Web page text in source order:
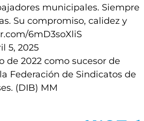
municipales. Siempre
Su compromiso, calidez y
6mD3soXliS
5, 2025
de 2022 como sucesor de
Federación de Sindicatos de
(DIB) MM